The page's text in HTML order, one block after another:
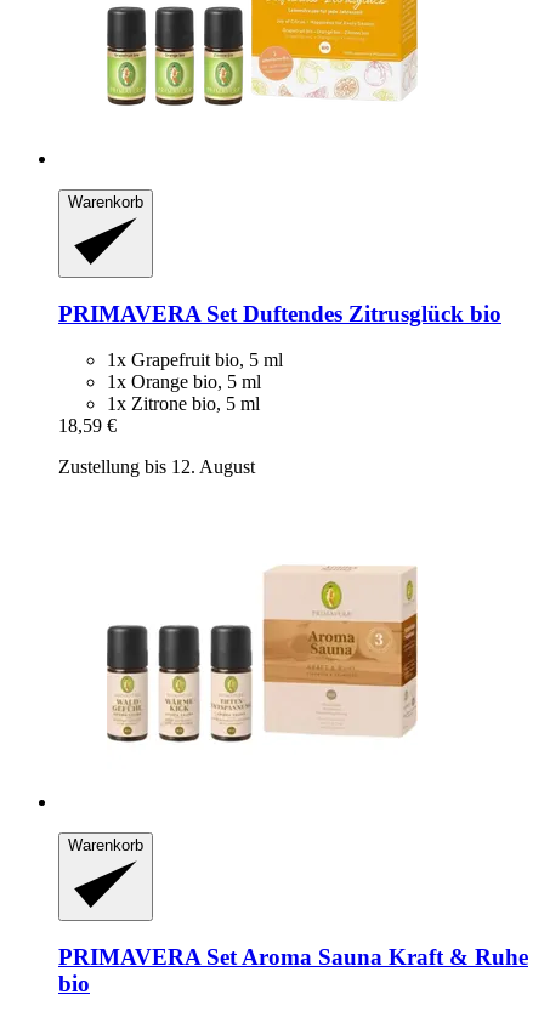
Warenkorb
PRIMAVERA Set Duftendes Zitrusglück bio
1x Grapefruit bio, 5 ml
1x Orange bio, 5 ml
1x Zitrone bio, 5 ml
18,59 €
Zustellung bis 12. August
Warenkorb
PRIMAVERA Set Aroma Sauna Kraft & Ruhe
bio